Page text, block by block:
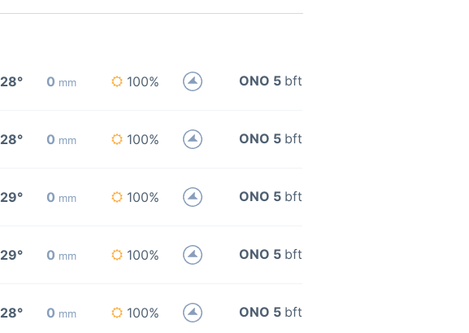
28° 0 mm 100% ONO 5 bft
28° 0 mm 100% ONO 5 bft
29° 0 mm 100% ONO 5 bft
29° 0 mm 100% ONO 5 bft
28° 0 mm 100% ONO 5 bft